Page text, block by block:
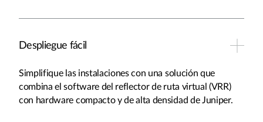
Despliegue fácil
Simplifique las instalaciones con una solución que
combina el software del reflector de ruta virtual (VRR)
con hardware compacto y de alta densidad de Juniper.